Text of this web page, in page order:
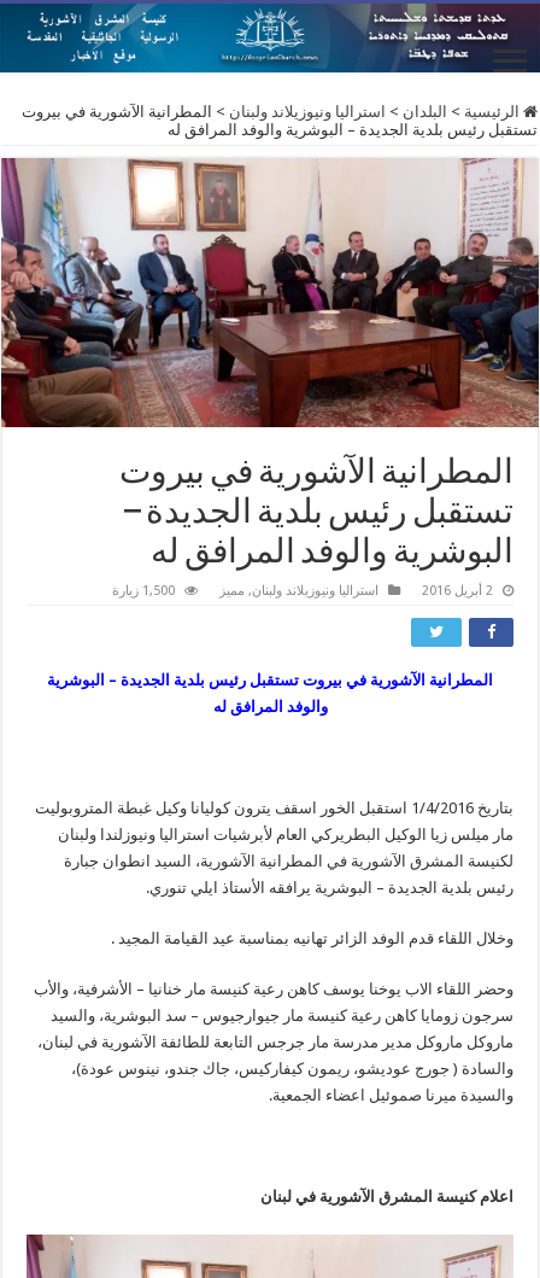
الرئيسية > البلدان > استراليا ونيوزيلاند ولبنان > المطرانية الآشورية في بيروت
تستقبل رئيس بلدية الجديدة – البوشرية والوفد المرافق له
المطرانية الآشورية في بيروت
تستقبل رئيس بلدية الجديدة –
البوشرية والوفد المرافق له
2 أبريل 2016 استراليا ونيوزيلاند ولبنان, مميز 1,500 زيارة
المطرانية الآشورية في بيروت تستقبل رئيس بلدية الجديدة – البوشرية
والوفد المرافق له
بتاريخ 1/4/2016 استقبل الخور اسقف يترون كوليانا وكيل غبطة المتروبوليت
مار ميلس زيا الوكيل البطريركي العام لأبرشيات استراليا ونيوزلندا ولبنان
لكنيسة المشرق الآشورية في المطرانية الآشورية، السيد انطوان جبارة
رئيس بلدية الجديدة – البوشرية يرافقه الأستاذ ايلي تنوري.
وخلال اللقاء قدم الوفد الزائر تهانيه بمناسبة عيد القيامة المجيد .
وحضر اللقاء الاب يوخنا يوسف كاهن رعية كنيسة مار خنانيا – الأشرفية، والأب
سرجون زومايا كاهن رعية كنيسة مار جيوارجيوس – سد البوشرية، والسيد
ماروكل ماروكل مدير مدرسة مار جرجس التابعة للطائفة الآشورية في لبنان،
والسادة ( جورج عوديشو، ريمون كيفاركيس، جاك جندو، نينوس عودة)،
والسيدة ميرنا صموئيل اعضاء الجمعية.
اعلام كنيسة المشرق الآشورية في لبنان